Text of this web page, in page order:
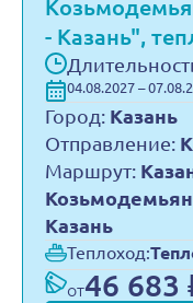
- Казань",
04.08.2027 –
Город: Казань
Отправление:
Маршрут:
Казань
Теплоход:
от46 683